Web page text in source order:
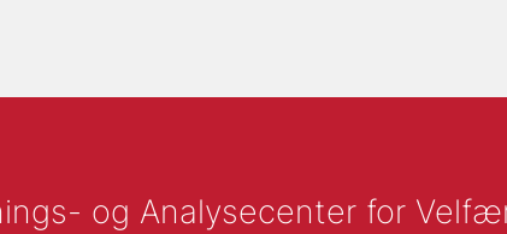
og Analysecenter for